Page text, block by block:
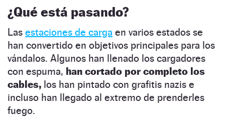
¿Qué está pasando?
Las estaciones de carga en varios estados se
han convertido en objetivos principales para los
vándalos. Algunos han llenado los cargadores
con espuma, han cortado por completo los
cables, los han pintado con grafitis nazis e
incluso han llegado al extremo de prenderles
fuego.